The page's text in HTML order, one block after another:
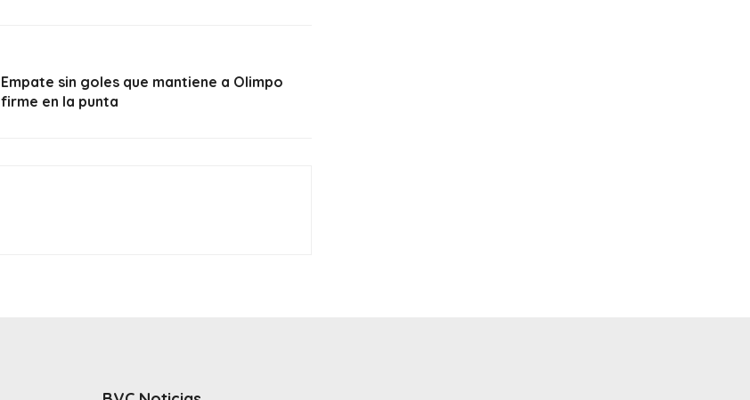
Empate sin goles que mantiene a Olimpo
firme en la punta